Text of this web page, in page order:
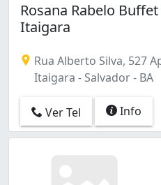
Rosana Rabelo
Itaigara
Rua Alberto Silva, 527
Itaigara - Salvador - BA
Ver Tel Info